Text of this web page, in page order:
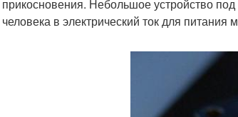
прикосновения. Небольшое устройство
человека в электрический ток для питания